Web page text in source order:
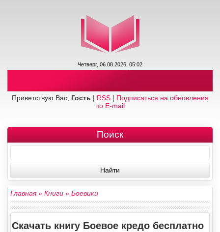
Четверг, 06.08.2026, 05:02
Приветствую Вас, Гость | RSS| Подписаться на обновления
по E-mail
Поиск
Главная» Книги » Боевики
Скачать книгу Боевое кредо бесплатно